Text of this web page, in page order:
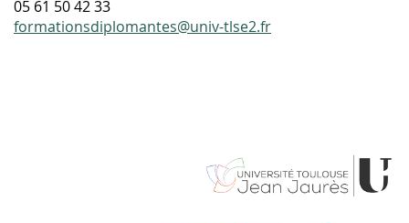
05 61 50 42 33
formationsdiplomantes@univ-tlse2.fr